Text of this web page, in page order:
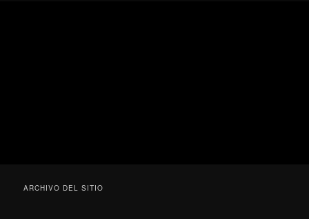
ARCHIVO DEL SITIO